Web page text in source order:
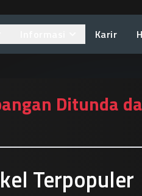
Karir
Ditunda
Terpopuler